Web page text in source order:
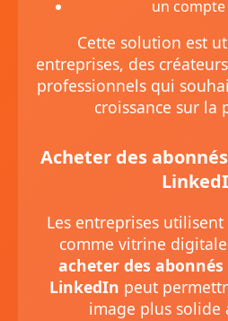
un
Cette solution est
entreprises, des
professionnels qui
croissance sur la
Acheter des
Les entreprises
comme vitrine
acheter des
LinkedIn peut
image plus solide